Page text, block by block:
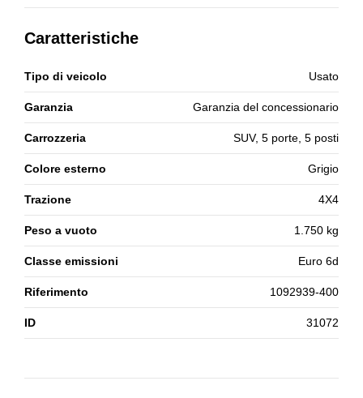
Caratteristiche
Tipo di veicolo Usato
Garanzia Garanzia del concessionario
Carrozzeria SUV, 5 porte, 5 posti
Colore esterno Grigio
Trazione 4X4
Peso a vuoto 1.750 kg
Classe emissioni Euro 6d
Riferimento 1092939-400
ID 31072